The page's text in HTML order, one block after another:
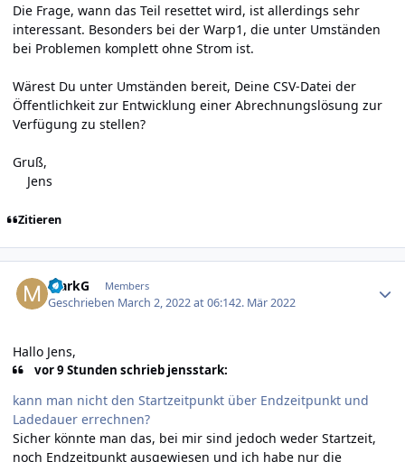
Die Frage, wann das Teil resettet wird, ist allerdings sehr
interessant. Besonders bei der Warp1, die unter Umständen
bei Problemen komplett ohne Strom ist.
Wärest Du unter Umständen bereit, Deine CSV-Datei der
Öffentlichkeit zur Entwicklung einer Abrechnungslösung zur
Verfügung zu stellen?
Gruß,
Jens
Zitieren
MarkG Members
Geschrieben March 2, 2022 at 06:142. Mär 2022
Hallo Jens,
vor 9 Stunden schrieb jensstark:
kann man nicht den Startzeitpunkt über Endzeitpunkt und
Ladedauer errechnen?
Sicher könnte man das, bei mir sind jedoch weder Startzeit,
noch Endzeitpunkt ausgewiesen und ich habe nur die